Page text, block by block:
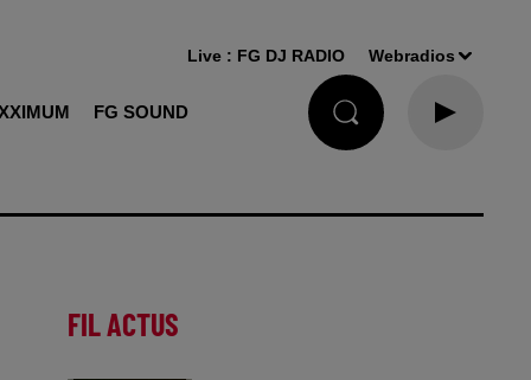
FG SOUND
Live : FG DJ RADIO Webradios
FIL ACTUS